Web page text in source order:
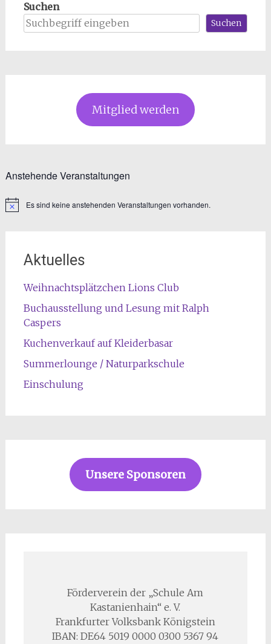
Suchen
Suchen
Mitglied werden
Anstehende Veranstaltungen
HinweisEs sind keine anstehenden Veranstaltungen vorhanden.
Aktuelles
Weihnachtsplätzchen Lions Club
Buchausstellung und Lesung mit Ralph
Caspers
Kuchenverkauf auf Kleiderbasar
Summerlounge / Naturparkschule
Einschulung
Unsere Sponsoren
Förderverein der „Schule Am
Kastanienhain“ e. V.
Frankfurter Volksbank Königstein
IBAN: DE64 5019 0000 0300 5367 94